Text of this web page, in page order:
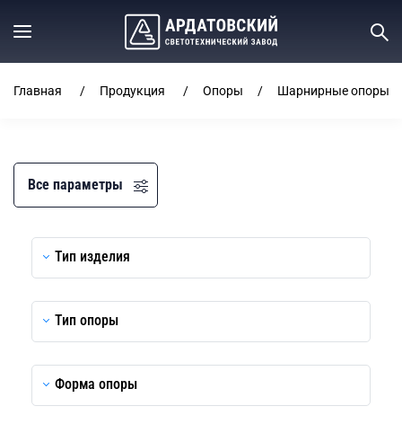
Главная Продукция Опоры Шарнирные опоры
Все параметры
Тип изделия
Тип опоры
Форма опоры